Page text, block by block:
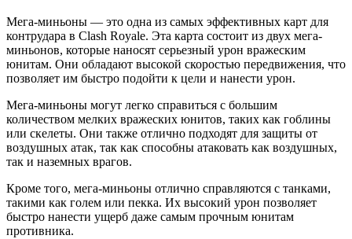
Мега-миньоны — это одна из самых эффективных карт для
контрудара в Clash Royale. Эта карта состоит из двух мега-
миньонов, которые наносят серьезный урон вражеским
юнитам. Они обладают высокой скоростью передвижения, что
позволяет им быстро подойти к цели и нанести урон.
Мега-миньоны могут легко справиться с большим
количеством мелких вражеских юнитов, таких как гоблины
или скелеты. Они также отлично подходят для защиты от
воздушных атак, так как способны атаковать как воздушных,
так и наземных врагов.
Кроме того, мега-миньоны отлично справляются с танками,
такими как голем или пекка. Их высокий урон позволяет
быстро нанести ущерб даже самым прочным юнитам
противника.